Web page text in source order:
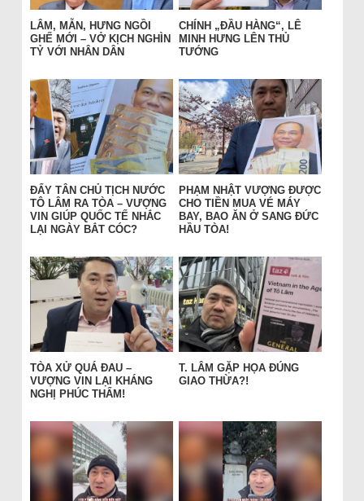
LÂM, MẪN, HƯNG NGỒI
GHẾ MỚI – VỞ KỊCH NGHÌN
TỶ VỚI NHÂN DÂN
CHÍNH „ĐẦU HÀNG“, LÊ
MINH HƯNG LÊN THỦ
TƯỚNG
ĐẨY TÂN CHỦ TỊCH NƯỚC
TÔ LÂM RA TÒA – VƯỢNG
VIN GIÚP QUỐC TẾ NHẮC
LẠI NGÀY BẮT CÓC?
PHẠM NHẬT VƯỢNG ĐƯỢC
CHO TIỀN MUA VÉ MÁY
BAY, BAO ĂN Ở SANG ĐỨC
HẦU TÒA!
TÒA XỬ QUÁ ĐAU –
VƯỢNG VIN LẠI KHÁNG
NGHỊ PHÚC THẨM!
T. LÂM GẶP HỌA ĐÚNG
GIAO THỪA?!